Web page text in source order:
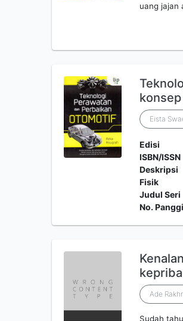
uang jajan
Eista
Edisi
ISBN/ISSN
Deskripsi
Fisik
Judul Seri
No.
Ade
Sudah